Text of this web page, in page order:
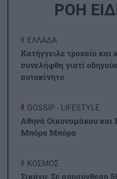
ΡΟΗ
ΕΛΛΑΔΑ
Κατήγγειλε τροχαίο και
συνελήφθη γιατί
αυτοκίνητο
GOSSIP - LIFESTYLE
Αθηνά Οικονομάκου
Μπόρα Μπόρα
ΚΟΣΜΟΣ
Σικάγο: Σε αποσύνθεση